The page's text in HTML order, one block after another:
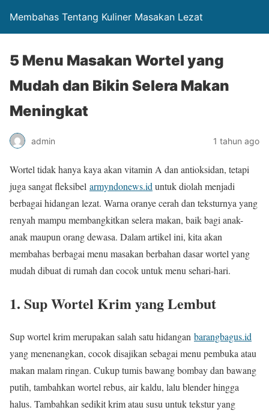
Membahas Tentang Kuliner Masakan Lezat
5 Menu Masakan Wortel yang
Mudah dan Bikin Selera Makan
Meningkat
admin 1 tahun ago
Wortel tidak hanya kaya akan vitamin A dan antioksidan, tetapi
juga sangat fleksibel armyndonews.id untuk diolah menjadi
berbagai hidangan lezat. Warna oranye cerah dan teksturnya yang
renyah mampu membangkitkan selera makan, baik bagi anak-
anak maupun orang dewasa. Dalam artikel ini, kita akan
membahas berbagai menu masakan berbahan dasar wortel yang
mudah dibuat di rumah dan cocok untuk menu sehari-hari.
1. Sup Wortel Krim yang Lembut
Sup wortel krim merupakan salah satu hidangan barangbagus.id
yang menenangkan, cocok disajikan sebagai menu pembuka atau
makan malam ringan. Cukup tumis bawang bombay dan bawang
putih, tambahkan wortel rebus, air kaldu, lalu blender hingga
halus. Tambahkan sedikit krim atau susu untuk tekstur yang